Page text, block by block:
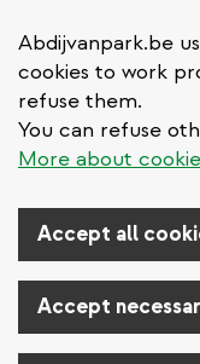
Abdijvanpark.be
cookies to work
refuse them.
You can refuse
More about
Accept all
Accept